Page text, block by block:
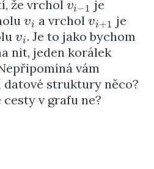
že vrchol vi−1
vi−1 je
vi
vi a vrcholvi+1
vi+1 je
vi
vi. Je to jako bychom
nit, jeden korálek
vám
struktury něco?
v grafu ne?